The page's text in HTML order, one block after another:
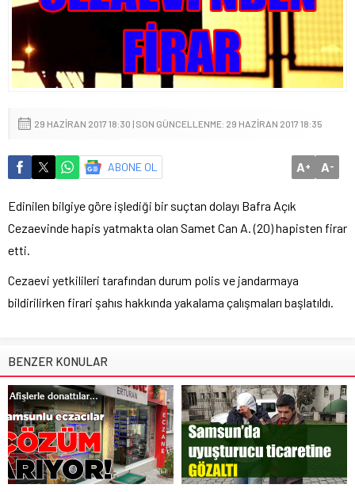
29 HAZIRAN 2017 18:30 | SON GÜNCELLENME: 29 HAZIRAN 2017 18:35
ABONE OL A+ A-
Edinilen bilgiye göre işlediği bir suçtan dolayı Bafra Açık
Cezaevinde hapis yatmakta olan Samet Can A. (20) hapisten firar
etti.
Cezaevi yetkilileri tarafından durum polis ve jandarmaya
bildirilirken firari şahıs hakkında yakalama çalışmaları başlatıldı.
BENZER KONULAR